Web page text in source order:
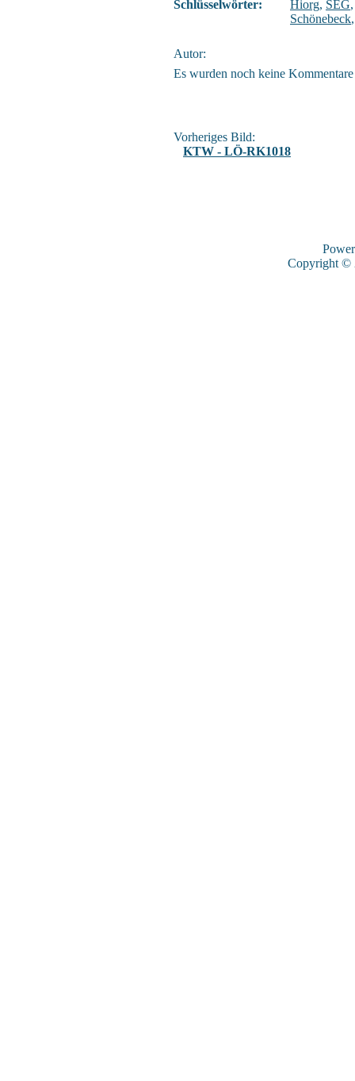
Schlüsselwörter: Hiorg, SEG
Schönebeck
Autor:
Es wurden noch keine Kommentare
Vorheriges Bild:
KTW - LÖ-RK1018
Copyright ©